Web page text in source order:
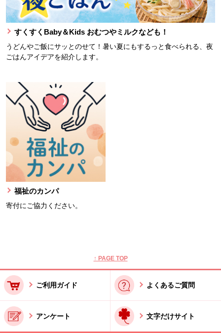
すくすくBaby＆Kids おむつやミルクなども！
うどんやご飯にサッとのせて！暑い夏にもするっと食べられる、夜
ごはんアイデアを紹介します。
福祉のカンパ
寄付にご協力ください。
↑ PAGE TOP
ご利用ガイド よくあるご質問
アンケート 文字だけサイト